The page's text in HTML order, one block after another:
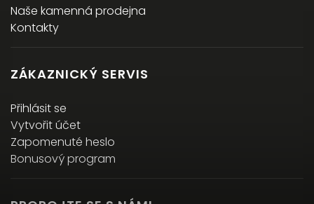
Naše kamenná prodejna
Kontakty
ZÁKAZNICKÝ SERVIS
Přihlásit se
Vytvořit účet
Zapomenuté heslo
Bonusový program